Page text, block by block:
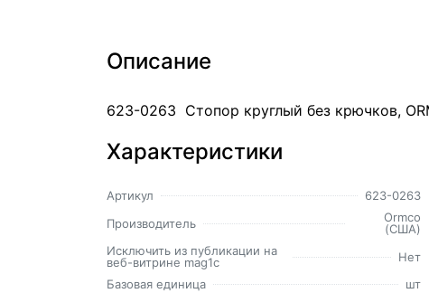
Описание
623-0263 Стопор круглый без крючков,
Характеристики
Артикул
623-0263
Производитель
Ormco
(США)
Исключить из публикации на
веб-витрине mag1c
Нет
Базовая единица
шт